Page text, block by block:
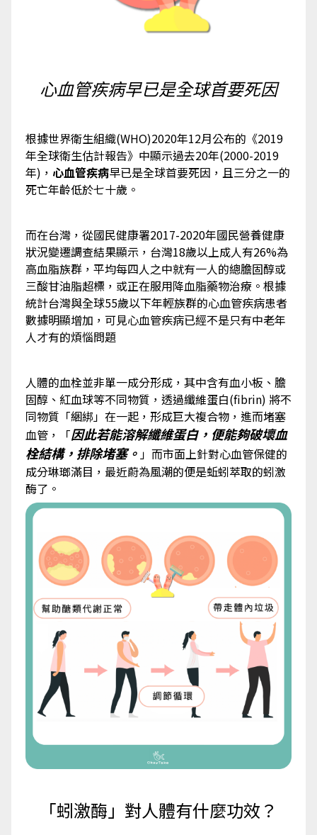
心血管疾病早已是全球首要死因
根據世界衛生組織(WHO)2020年12月公布的《2019
年全球衛生估計報告》中顯示過去20年(2000-2019
年)， 心血管疾病早已是全球首要死因，且三分之一的
死亡年齡低於七十歲。
而在台灣，從國民健康署2017-2020年國民營養健康
狀況變遷調查結果顯示，台灣18歲以上成人有26%為
高血脂族群，平均每四人之中就有一人的總膽固醇或
三酸甘油脂超標，或正在服用降血脂藥物治療。根據
統計台灣與全球55歲以下年輕族群的心血管疾病患者
數據明顯增加，可見心血管疾病已經不是只有中老年
人才有的煩惱問題
人體的血栓並非單一成分形成，其中含有血小板、膽
固醇、紅血球等不同物質，透過纖維蛋白(fibrin) 將不
同物質「綑綁」在一起，形成巨大複合物，進而堵塞
血管，「因此若能溶解纖維蛋白，便能夠破壞血
栓結構，排除堵塞。」而市面上針對心血管保健的
成分琳瑯滿目，最近蔚為風潮的便是蚯蚓萃取的蚓激
酶了。
「蚓激酶」對人體有什麼功效？